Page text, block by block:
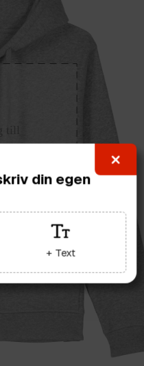
din egen
+ Text